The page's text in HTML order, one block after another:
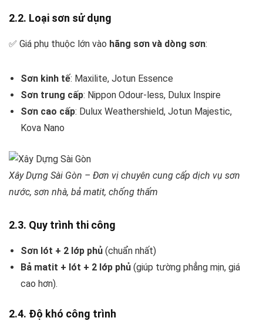
2.2. Loại sơn sử dụng
✅ Giá phụ thuộc lớn vào hãng sơn và dòng sơn:
Sơn kinh tế: Maxilite, Jotun Essence
Sơn trung cấp: Nippon Odour-less, Dulux Inspire
Sơn cao cấp: Dulux Weathershield, Jotun Majestic,
Kova Nano
Xây Dựng Sài Gòn – Đơn vị chuyên cung cấp dịch vụ sơn
nước, sơn nhà, bả matit, chống thấm
2.3. Quy trình thi công
Sơn lót + 2 lớp phủ (chuẩn nhất)
Bả matit + lót + 2 lớp phủ (giúp tường phẳng mịn, giá
cao hơn).
2.4. Độ khó công trình